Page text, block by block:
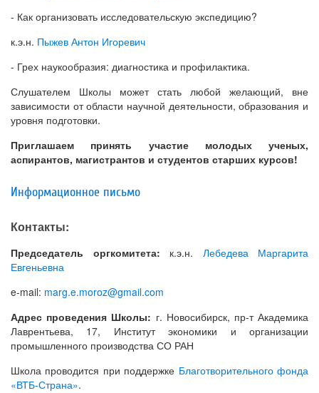
- Как организовать исследовательскую экспедицию?
к.э.н. Пыжев Антон Игоревич
- Грех наукообразия: диагностика и профилактика.
Слушателем Школы может стать любой желающий, вне
зависимости от области научной деятельности, образования и
уровня подготовки.
Приглашаем принять участие молодых ученых,
аспирантов, магистрантов и студентов старших курсов!
Информационное письмо
Контакты:
Председатель оргкомитета: к.э.н. Лебедева Маргарита
Евгеньевна
e-mail: marg.e.moroz@gmail.com
Адрес проведения Школы: г. Новосибирск, пр-т Академика
Лаврентьева, 17, Институт экономики и организации
промышленного производства СО РАН
Школа проводится при поддержке Благотворительного фонда
«ВТБ-Страна».